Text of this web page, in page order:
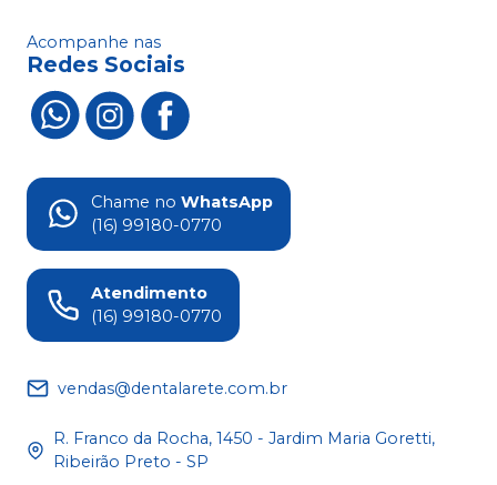
Acompanhe nas
Redes Sociais
Chame no WhatsApp
(16) 99180-0770
Atendimento
(16) 99180-0770
vendas@dentalarete.com.br
R. Franco da Rocha, 1450 - Jardim Maria Goretti,
Ribeirão Preto - SP